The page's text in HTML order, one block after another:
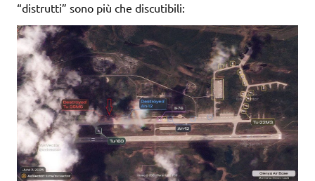
“distrutti” sono più che discutibili: